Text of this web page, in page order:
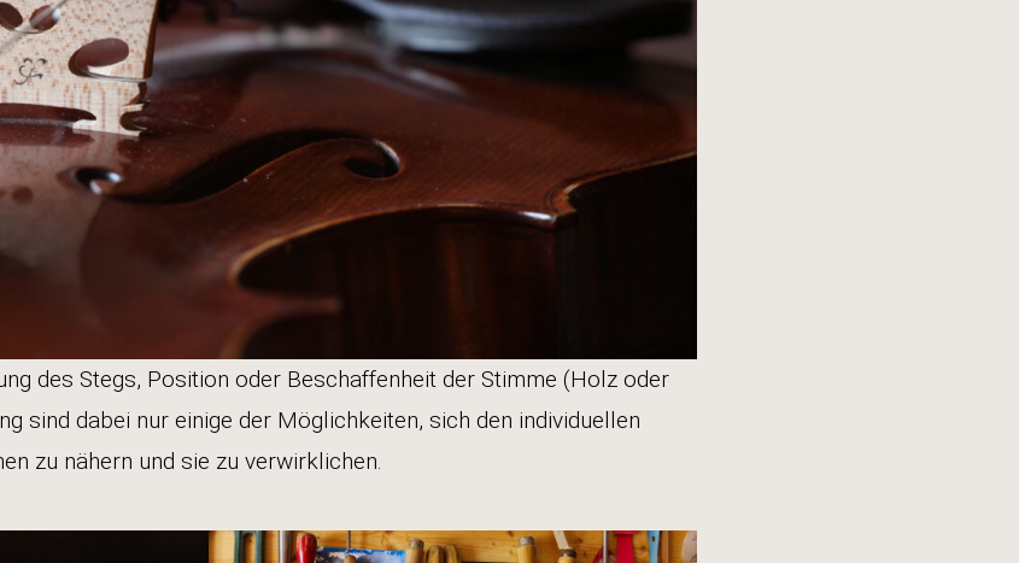
des Stegs, Position oder Beschaffenheit der Stimme (Holz oder
sind dabei nur einige der Möglichkeiten, sich den individuellen
zu nähern und sie zu verwirklichen.